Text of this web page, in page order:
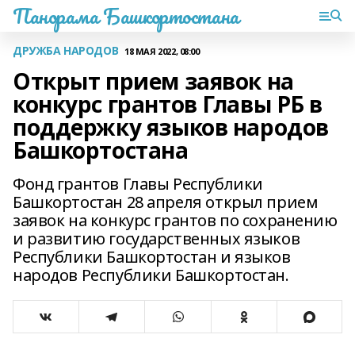
Панорама Башкортостана
ДРУЖБА НАРОДОВ 18 МАЯ 2022, 08:00
Открыт прием заявок на
конкурс грантов Главы РБ в
поддержку языков народов
Башкортостана
Фонд грантов Главы Республики
Башкортостан 28 апреля открыл прием
заявок на конкурс грантов по сохранению
и развитию государственных языков
Республики Башкортостан и языков
народов Республики Башкортостан.